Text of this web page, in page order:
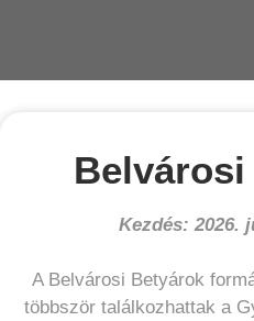
Kezdés: 2026.
A Belvárosi Betyárok
többször találkozhattak a